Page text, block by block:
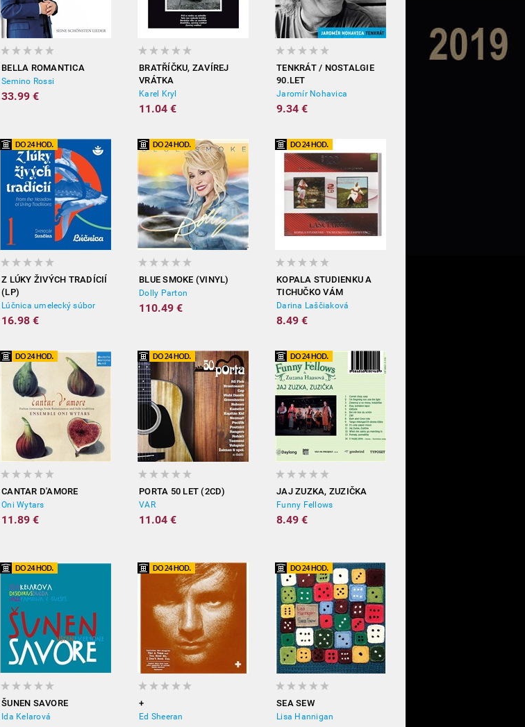
BELLA ROMANTICA
Semino Rossi
33.99 €
BRATŘÍČKU, ZAVÍREJ
VRÁTKA
Karel Kryl
11.04 €
TENKRÁT / NOSTALGIE
90.LET
Jaromír Nohavica
9.34 €
Z LÚKY ŽIVÝCH TRADÍCIÍ
(LP)
Lúčnica umelecký súbor
16.98 €
BLUE SMOKE (VINYL)
Dolly Parton
110.49 €
KOPALA STUDIENKU A
TICHUČKO VÁM
ZASPIEVAM
Darina Laščiaková
8.49 €
CANTAR D'AMORE
Oni Wytars
11.89 €
PORTA 50 LET (2CD)
VAR
11.04 €
JAJ ZUZKA, ZUZIČKA
Funny Fellows
8.49 €
ŠUNEN SAVORE
Ida Kelarová
+
Ed Sheeran
SEA SEW
Lisa Hannigan